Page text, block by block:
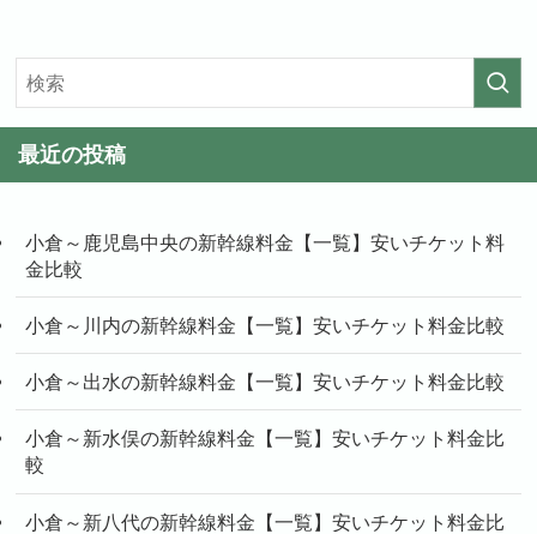
最近の投稿
小倉～鹿児島中央の新幹線料金【一覧】安いチケット料
金比較
小倉～川内の新幹線料金【一覧】安いチケット料金比較
小倉～出水の新幹線料金【一覧】安いチケット料金比較
小倉～新水俣の新幹線料金【一覧】安いチケット料金比
較
小倉～新八代の新幹線料金【一覧】安いチケット料金比